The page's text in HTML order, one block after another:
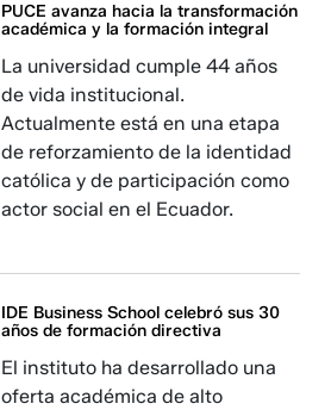
PUCE avanza hacia la transformación
académica y la formación integral
La universidad cumple 44 años
de vida institucional.
Actualmente está en una etapa
de reforzamiento de la identidad
católica y de participación como
actor social en el Ecuador.
IDE Business School celebró sus 30
años de formación directiva
El instituto ha desarrollado una
oferta académica de alto